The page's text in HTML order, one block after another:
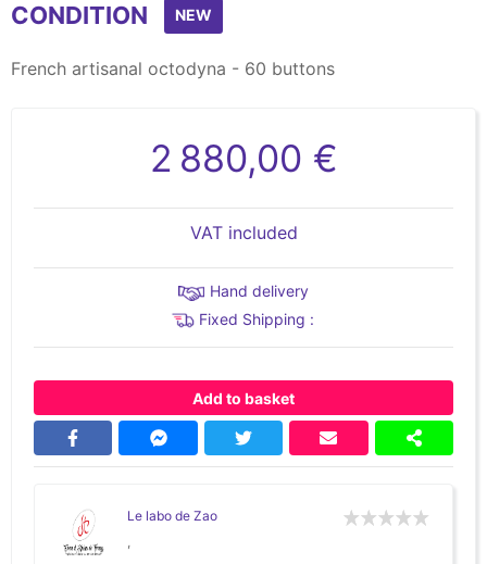
CONDITION NEW
French artisanal octodyna - 60 buttons
2 880,00 €
VAT included
Hand delivery
Fixed Shipping :
Add to basket
Le labo de Zao
,